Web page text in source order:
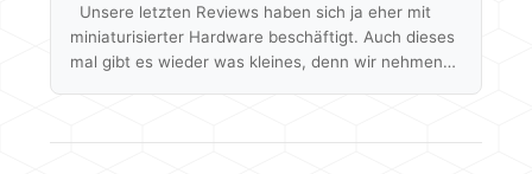
Unsere letzten Reviews haben sich ja eher mit
miniaturisierter Hardware beschäftigt. Auch dieses
mal gibt es wieder was kleines, denn wir nehmen